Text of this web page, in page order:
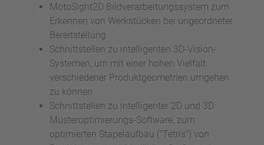
MotoSight2D Bildverarbeitungssystem zum
Erkennen von Werkstücken bei ungeordneter
Bereitstellung
Schnittstellen zu intelligenten 3D-Vision-
Systemen, um mit einer hohen Vielfalt
verschiedener Produktgeometrien umgehen
zu können
Schnittstellen zu intelligenter 2D und 3D
Musteroptimierungs-Software, zum
optimierten Stapelaufbau ("Tetris") von